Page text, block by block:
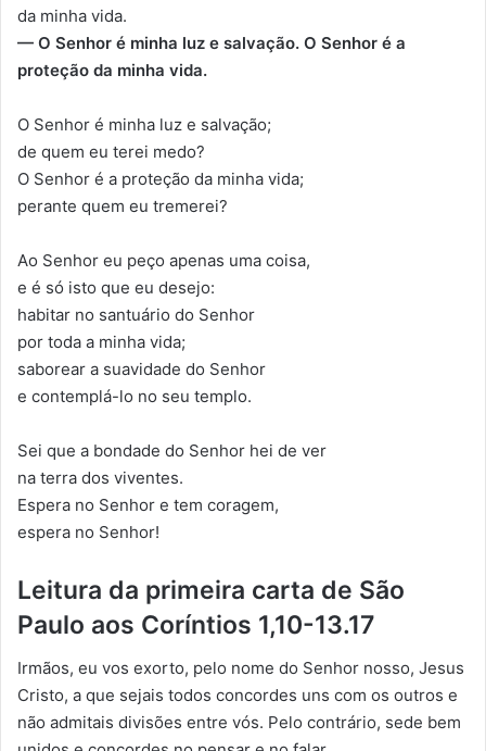
da minha vida.
— O Senhor é minha luz e salvação. O Senhor é a
proteção da minha vida.
O Senhor é minha luz e salvação;
de quem eu terei medo?
O Senhor é a proteção da minha vida;
perante quem eu tremerei?
Ao Senhor eu peço apenas uma coisa,
e é só isto que eu desejo:
habitar no santuário do Senhor
por toda a minha vida;
saborear a suavidade do Senhor
e contemplá-lo no seu templo.
Sei que a bondade do Senhor hei de ver
na terra dos viventes.
Espera no Senhor e tem coragem,
espera no Senhor!
Leitura da primeira carta de São
Paulo aos Coríntios 1,10-13.17
Irmãos, eu vos exorto, pelo nome do Senhor nosso, Jesus
Cristo, a que sejais todos concordes uns com os outros e
não admitais divisões entre vós. Pelo contrário, sede bem